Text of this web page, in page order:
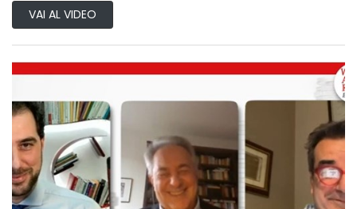
VAI AL VIDEO